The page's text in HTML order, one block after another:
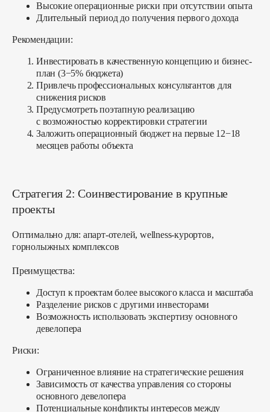
Высокие операционные риски при отсутствии опыта
Длительный период до получения первого дохода
Рекомендации:
Инвестировать в качественную концепцию и бизнес-
план (3−5% бюджета)
Привлечь профессиональных консультантов для
снижения рисков
Предусмотреть поэтапную реализацию
с возможностью корректировки стратегии
Заложить операционный бюджет на первые 12−18
месяцев работы объекта
Стратегия 2: Соинвестирование в крупные
проекты
Оптимально для: апарт-отелей, wellness-курортов,
горнолыжных комплексов
Преимущества:
Доступ к проектам более высокого класса и масштаба
Разделение рисков с другими инвесторами
Возможность использовать экспертизу основного
девелопера
Риски:
Ограниченное влияние на стратегические решения
Зависимость от качества управления со стороны
основного девелопера
Потенциальные конфликты интересов между